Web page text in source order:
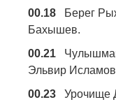
00.18 Берег
Бахышев.
00.21
Эльвир
00.23 Урочище